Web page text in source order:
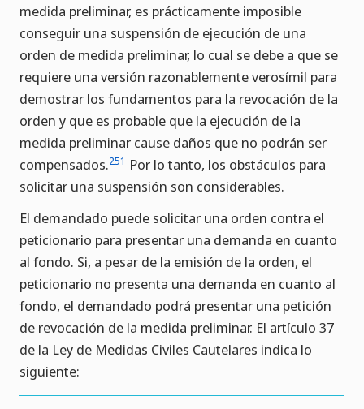
medida preliminar, es prácticamente imposible
conseguir una suspensión de ejecución de una
orden de medida preliminar, lo cual se debe a que se
requiere una versión razonablemente verosímil para
demostrar los fundamentos para la revocación de la
orden y que es probable que la ejecución de la
medida preliminar cause daños que no podrán ser
compensados.251 Por lo tanto, los obstáculos para
solicitar una suspensión son considerables.
El demandado puede solicitar una orden contra el
peticionario para presentar una demanda en cuanto
al fondo. Si, a pesar de la emisión de la orden, el
peticionario no presenta una demanda en cuanto al
fondo, el demandado podrá presentar una petición
de revocación de la medida preliminar. El artículo 37
de la Ley de Medidas Civiles Cautelares indica lo
siguiente: